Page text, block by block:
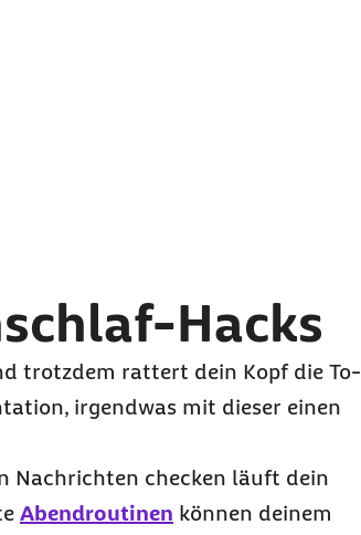
Hacks
trotzdem rattert dein Kopf die To-
irgendwas mit dieser einen
Nachrichten checken läuft dein
Abendroutinen können deinem